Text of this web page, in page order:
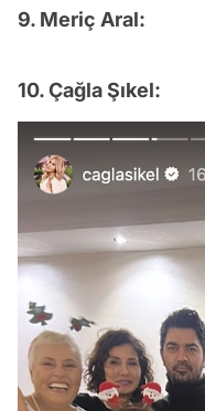
9. Meriç Aral:
10. Çağla Şıkel: